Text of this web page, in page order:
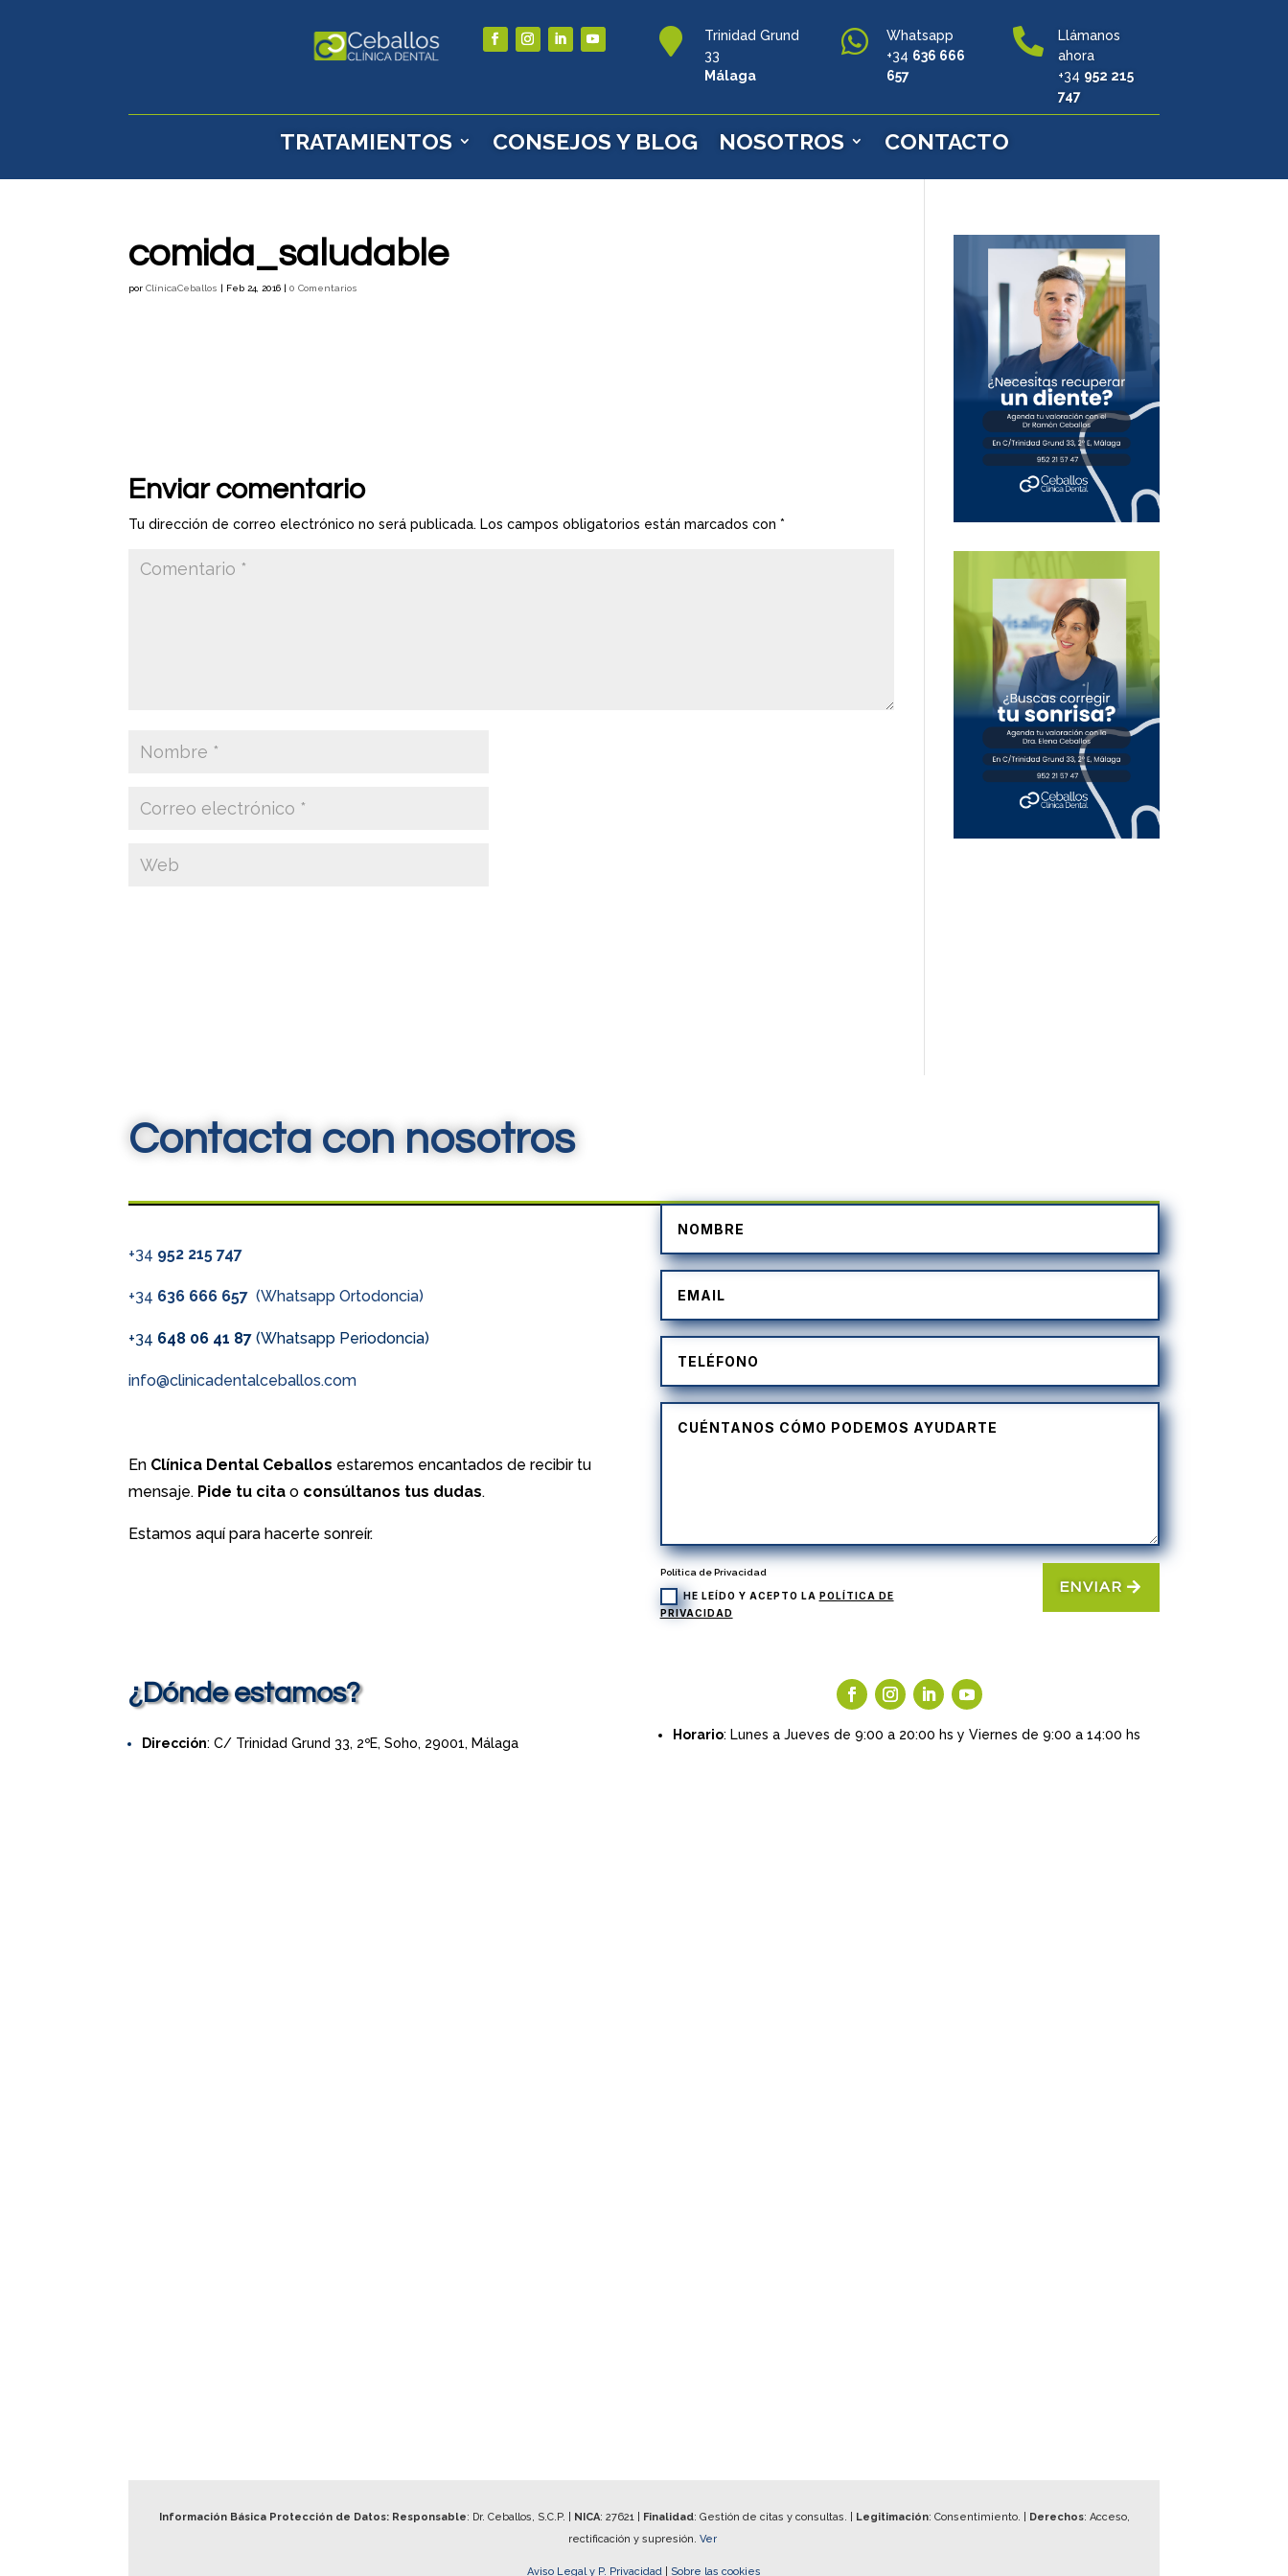

Trinidad Grund
33
Málaga

Whatsapp
+34 636 666
657

Llámanos
ahora
+34 952 215
747
TRATAMIENTOS CONSEJOS Y BLOG NOSOTROS CONTACTO
comida_saludable
porClínicaCeballos | Feb 24, 2016 |0 Comentarios
Enviar comentario
Tu dirección de correo electrónico no será publicada. Los campos obligatorios están marcados con*
Contacta con nosotros
+34 952 215 747
+34 636 666 657(Whatsapp Ortodoncia)
+34 648 06 41 87 (Whatsapp Periodoncia)
info@clinicadentalceballos.com
En Clínica Dental Ceballos estaremos encantados de recibir tu
mensaje. Pide tu cita o consúltanos tus dudas.
Estamos aquí para hacerte sonreír.
Política de Privacidad
HE LEÍDO Y ACEPTO LA POLÍTICA DE
PRIVACIDAD
ENVIAR
¿Dónde estamos?
Dirección: C/ Trinidad Grund 33, 2ºE, Soho, 29001, Málaga
Horario: Lunes a Jueves de 9:00 a 20:00 hs y Viernes de 9:00 a 14:00 hs
Información Básica Protección de Datos: Responsable: Dr. Ceballos, S.C.P. | NICA: 27621| Finalidad: Gestión de citas y consultas. | Legitimación: Consentimiento. | Derechos: Acceso,
rectificación y supresión. Ver
Aviso Legal y P. Privacidad Sobre las cookies